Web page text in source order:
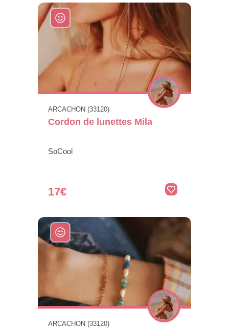
ARCACHON (33120)
Cordon de lunettes Mila
SoCool
17€
ARCACHON (33120)